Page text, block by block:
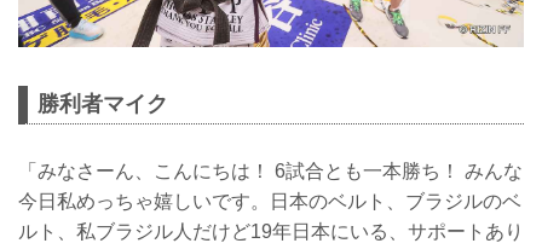
勝利者マイク
「みなさーん、こんにちは！ 6試合とも一本勝ち！ みんな
今日私めっちゃ嬉しいです。日本のベルト、ブラジルのベ
ルト、私ブラジル人だけど19年日本にいる、サポートあり